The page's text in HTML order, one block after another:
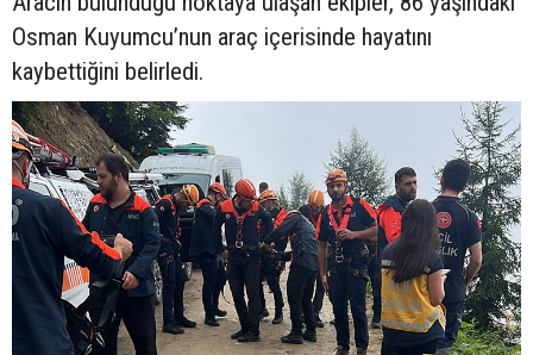
Osman Kuyumcu’nun araç içerisinde hayatını
kaybettiğini belirledi.